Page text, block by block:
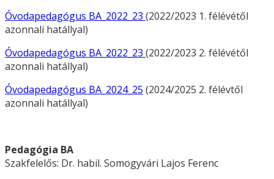
Óvodapedagógus BA_2022_23 (2022/2023 1. félévétől
azonnali hatállyal)
Óvodapedagógus BA_2022_23 (2022/2023 2. félévétől
azonnali hatállyal)
Óvodapedagógus BA_2024_25 (2024/2025 2. félévtől
azonnali hatállyal)
Pedagógia BA
Szakfelelős: Dr. habil. Somogyvári Lajos Ferenc